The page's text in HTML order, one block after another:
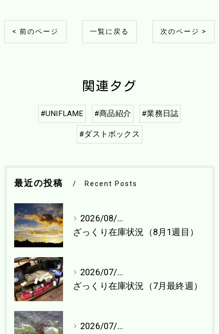
< 前のページ 一覧に戻る 次のページ >
関連タグ
#UNIFLAME #商品紹介 #業務日誌
#ダストボックス
最近の投稿 Recent Posts
2026/08/04
ざっくり在庫状況（8月1週目）
2026/07/27
ざっくり在庫状況（7月最終週）
2026/07/21